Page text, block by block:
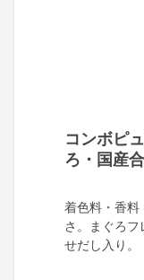
コンボピ
ろ・国産
着色料・香料
さ。まぐろ
せだし入り。